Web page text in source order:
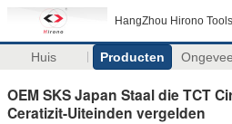
HangZhou Hirono
Huis Producten
OEM SKS Japan Staal die TCT
Ceratizit-Uiteinden vergelden